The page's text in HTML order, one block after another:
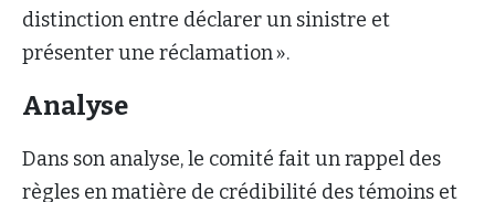
distinction entre déclarer un sinistre et
présenter une réclamation ».
Analyse
Dans son analyse, le comité fait un rappel des
règles en matière de crédibilité des témoins et